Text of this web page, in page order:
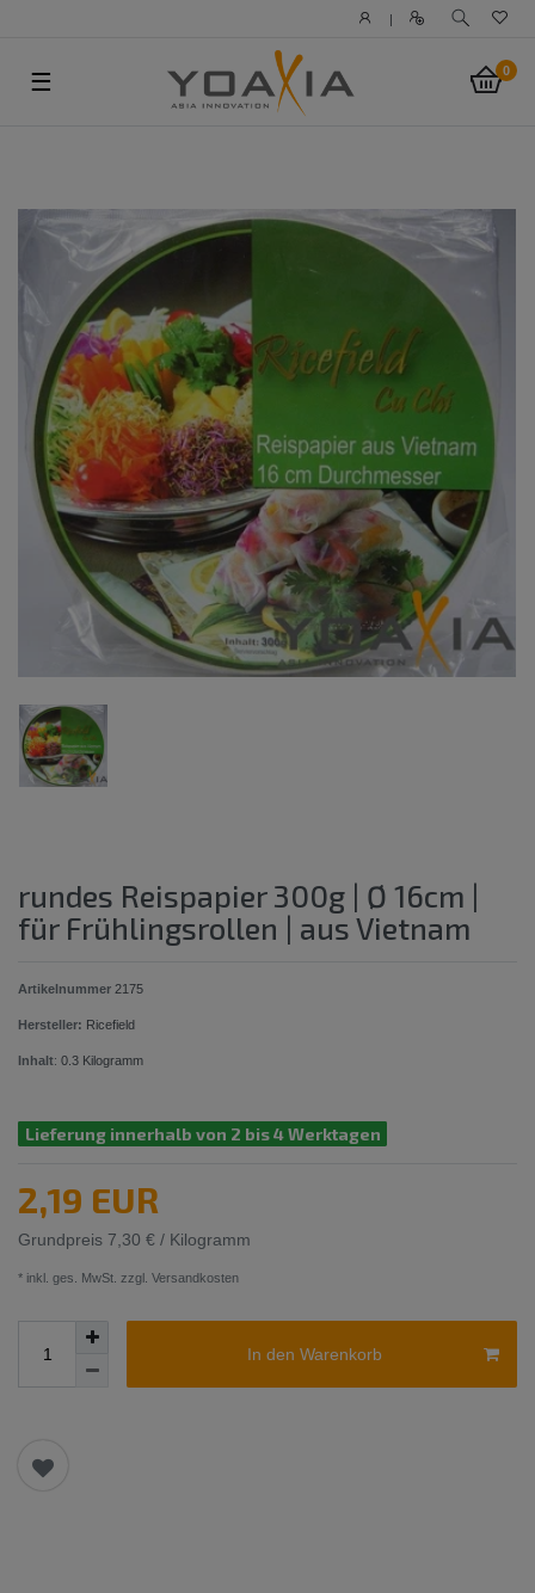
|
0
☰
rundes Reispapier 300g | Ø 16cm |
für Frühlingsrollen | aus Vietnam
Artikelnummer 2175
Hersteller: Ricefield
Inhalt: 0.3 Kilogramm
Lieferung innerhalb von 2 bis 4 Werktagen
2,19 EUR
Grundpreis 7,30 € / Kilogramm
* inkl. ges. MwSt. zzgl. Versandkosten
In den Warenkorb